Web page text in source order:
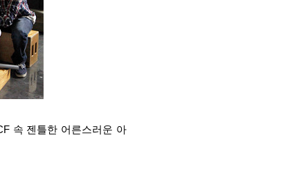
속 젠틀한 어른스러운 아